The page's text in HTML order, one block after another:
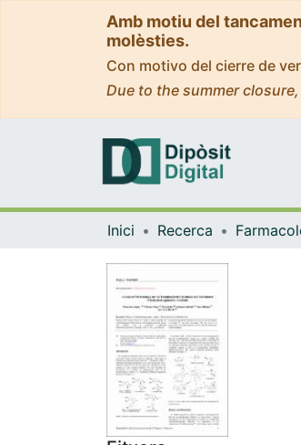
Amb motiu del
molèsties.
Con motivo del cierre de
Due to the summer
Inici Recerca